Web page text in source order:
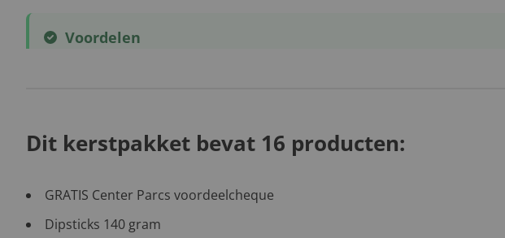
Voordelen
Dit kerstpakket bevat 16 producten:
GRATIS Center Parcs voordeelcheque
Dipsticks 140 gram